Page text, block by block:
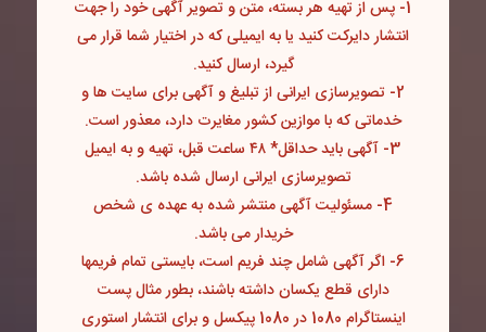
1- پس از تهیه هر بسته، متن و تصویر آگهی خود را جهت
انتشار دایرکت کنید یا به ایمیلی که در اختیار شما قرار می
گیرد، ارسال کنید.
2- تصویرسازی ایرانی از تبلیغ و آگهی برای سایت ها و
خدماتی که با موازین کشور مغایرت دارد، معذور است.
3- آگهی باید حداقل* ۴۸ ساعت قبل، تهیه و به ایمیل
تصویرسازی ایرانی ارسال شده باشد.
4- مسئولیت آگهی منتشر شده به عهده ی شخص
خریدار می باشد.
6- اگر آگهی شامل چند فریم است، بایستی تمام فریمها
دارای قطع یکسان داشته باشند، بطور مثال پست
اینستاگرام 1080 در 1080 پیکسل و برای انتشار استوری